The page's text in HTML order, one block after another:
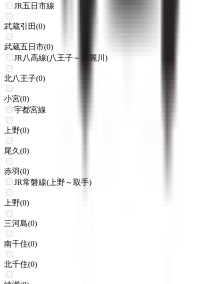
JR五日市線
武蔵引田(0)
武蔵五日市(0)
JR八高線(八王子～高麗川)
北八王子(0)
小宮(0)
宇都宮線
上野(0)
尾久 (0)
赤羽(0)
JR常磐線(上野～取手)
上野(0)
三河島(0)
南千住(0)
北千住(0)